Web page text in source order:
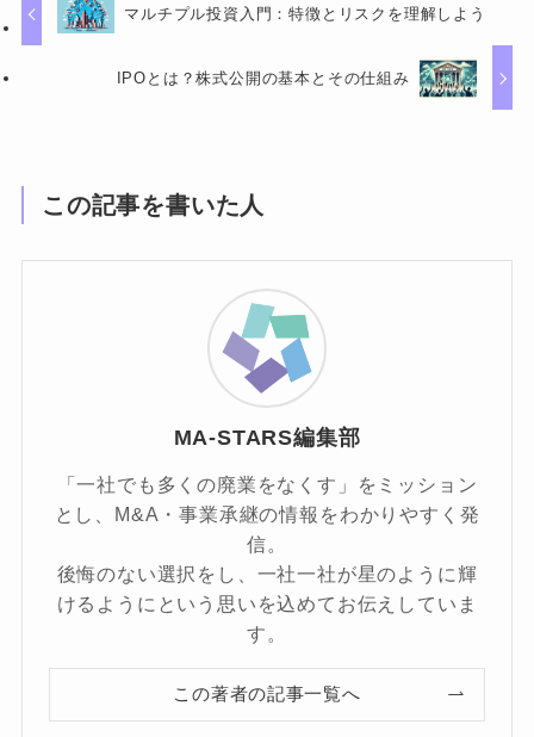
マルチプル投資入門：特徴とリスクを理解しよう
IPOとは？株式公開の基本とその仕組み
この記事を書いた人
MA-STARS編集部
「一社でも多くの廃業をなくす」をミッション
とし、M&A・事業承継の情報をわかりやすく発
信。
後悔のない選択をし、一社一社が星のように輝
けるようにという思いを込めてお伝えしていま
す。
この著者の記事一覧へ